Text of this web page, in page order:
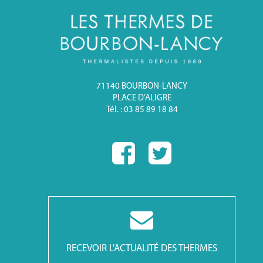
71140 BOURBON-LANCY
PLACE D’ALIGRE
Tél. : 03 85 89 18 84
RECEVOIR L'ACTUALITÉ DES THERMES